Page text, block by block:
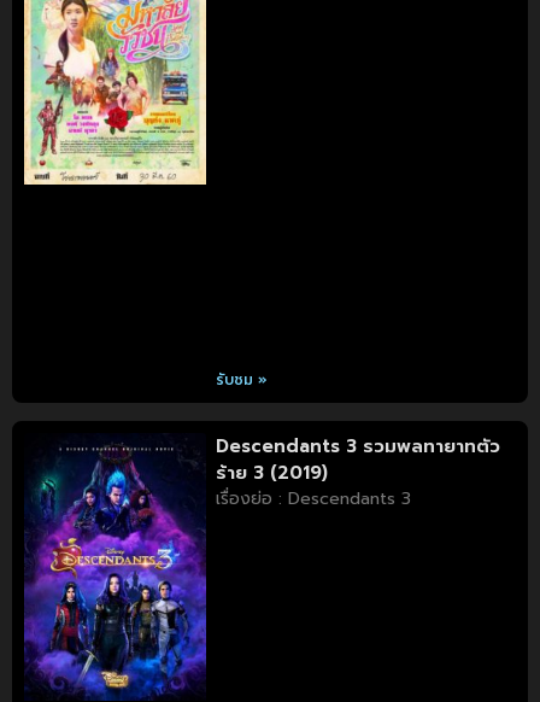
รับชม »
Descendants 3 รวมพลทายาทตัว
ร้าย 3 (2019)
เรื่องย่อ : Descendants 3